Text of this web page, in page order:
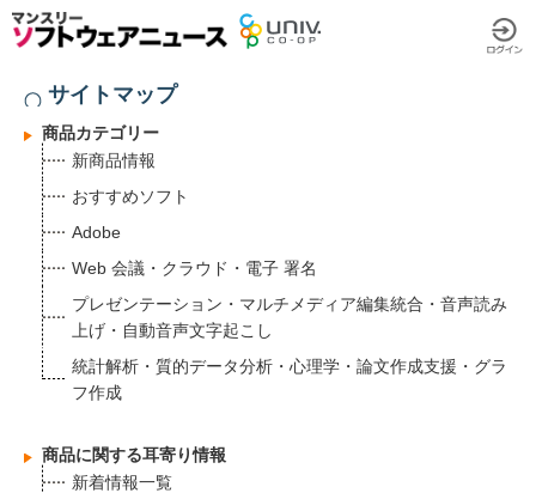
サイトマップ
商品カテゴリー
新商品情報
おすすめソフト
Adobe
Web 会議・クラウド・電子 署名
プレゼンテーション・マルチメディア編集統合・音声読み
上げ・自動音声文字起こし
統計解析・質的データ分析・心理学・論文作成支援・グラ
フ作成
商品に関する耳寄り情報
新着情報一覧